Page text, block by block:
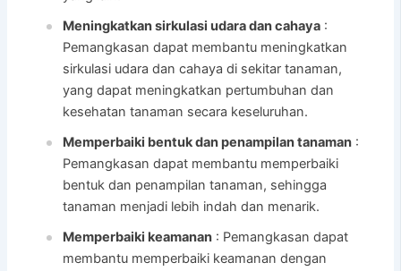
Meningkatkan sirkulasi udara dan cahaya :
Pemangkasan dapat membantu meningkatkan
sirkulasi udara dan cahaya di sekitar tanaman,
yang dapat meningkatkan pertumbuhan dan
kesehatan tanaman secara keseluruhan.
Memperbaiki bentuk dan penampilan tanaman :
Pemangkasan dapat membantu memperbaiki
bentuk dan penampilan tanaman, sehingga
tanaman menjadi lebih indah dan menarik.
Memperbaiki keamanan : Pemangkasan dapat
membantu memperbaiki keamanan dengan